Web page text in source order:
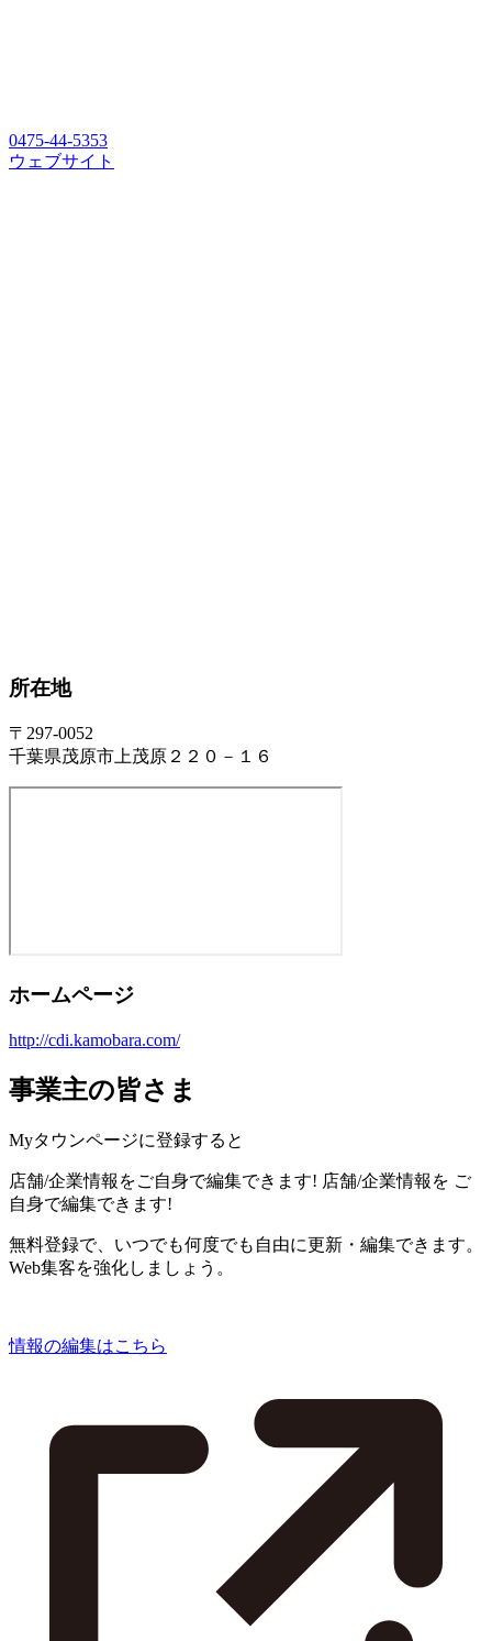
0475-44-5353
ウェブサイト
所在地
〒297-0052
千葉県茂原市上茂原２２０－１６
ホームページ
http://cdi.kamobara.com/
事業主の皆さま
Myタウンページに登録すると
店舗/企業情報をご自身で編集できます! 店舗/企業情報を ご
自身で編集できます!
無料登録で、いつでも何度でも自由に更新・編集できます。
Web集客を強化しましょう。
情報の編集はこちら